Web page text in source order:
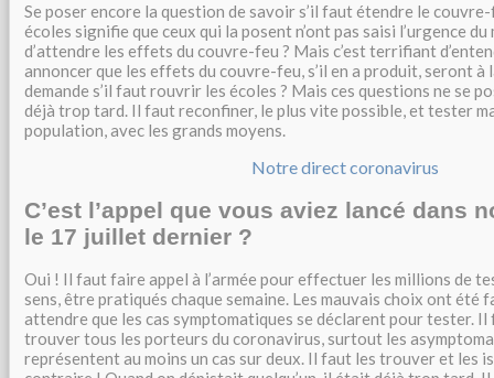
Se poser encore la question de savoir s’il faut étendre le
écoles signifie que ceux qui la posent n’ont pas saisi l’urgence
d’attendre les effets du couvre-feu ? Mais c’est terrifiant
annoncer que les effets du couvre-feu, s’il en a produit, seront à
demande s’il faut rouvrir les écoles ? Mais ces questions ne se
déjà trop tard. Il faut reconfiner, le plus vite possible, et tester
population, avec les grands moyens.
Notre direct coronavirus
C’est l’appel que vous aviez lancé dans
le 17 juillet dernier ?
Oui ! Il faut faire appel à l’armée pour effectuer les millions de
sens, être pratiqués chaque semaine. Les mauvais choix ont été
attendre que les cas symptomatiques se déclarent pour tester.
trouver tous les porteurs du coronavirus, surtout les
représentent au moins un cas sur deux. Il faut les trouver et les